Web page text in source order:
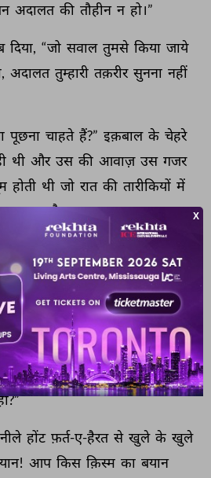
अदालत की तौहीन न हो।”
दिया, “जो सवाल तुमसे किया जाये
अदालत तुम्हारी तक़रीर सुनना नहीं
पूछना चाहते हैं?” इक़बाल के चेहरे
थी और उस की आवाज़ उस गजर
होती थी जो रात की तारीकियों में
रखता है।
कि
गई और उस ने ऐसे ही मेज़ पर से
वहीं के वहीं रख दिए और दाँत की
कर पिन कुशन में गाड़ते हुए कहा,
की कोशिश की इसलिए तुम अज़
सज़ा हो। क्या अपनी सफ़ाई में तुम
नीले होंट फ़र्त-ए-हैरत से खुले के खुले
आप किस क़िस्म का बयान